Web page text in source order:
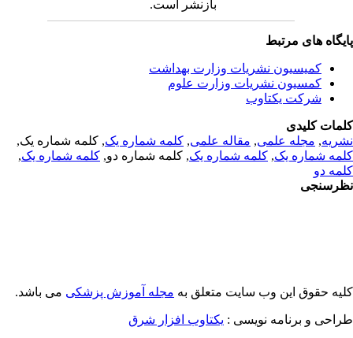
بازنشر است.
های مرتبط
کمیسیون نشریات وزارت بهداشت
کمسیون نشریات وزارت علوم
شرکت یکتاوب
کلیدی
,مجله علمی, مقاله علمی, کلمه شماره یک, کلمه شماره یک,
شماره یک,کلمه شماره یک, کلمه شماره دو,کلمه شماره یک,
دو
حقوق این وب سایت متعلق بهمجله آموزش پزشکیمی باشد.
و برنامه نویسی : یکتاوب افزار شرق